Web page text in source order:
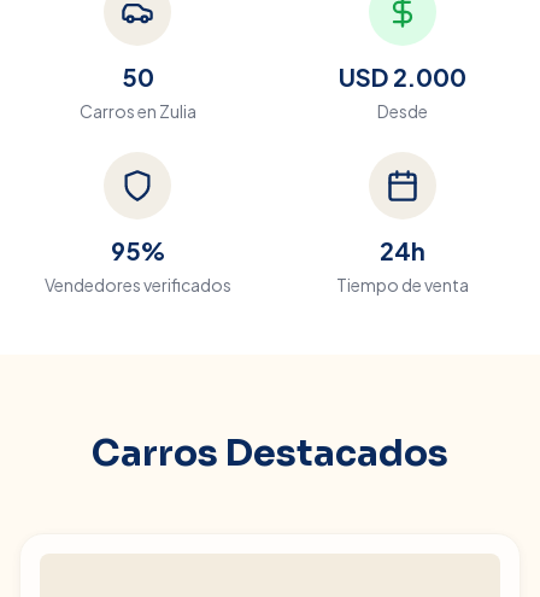
50
Carros en Zulia
USD 2.000
Desde
95%
Vendedores verificados
24h
Tiempo de venta
Carros Destacados